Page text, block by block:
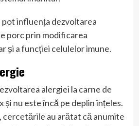
pot influența dezvoltarea
porc prin modificarea
și a funcției celulelor imune.
alergiei la carne de
și nu este încă pe deplin înțeles.
cercetările au arătat că anumite